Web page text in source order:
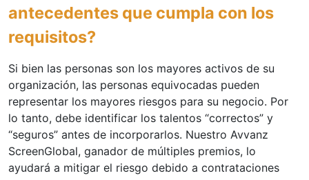
antecedentes que cumpla con los
requisitos?
Si bien las personas son los mayores activos de su
organización, las personas equivocadas pueden
representar los mayores riesgos para su negocio. Por
lo tanto, debe identificar los talentos “correctos” y
“seguros” antes de incorporarlos. Nuestro Avvanz
ScreenGlobal, ganador de múltiples premios, lo
ayudará a mitigar el riesgo debido a contrataciones